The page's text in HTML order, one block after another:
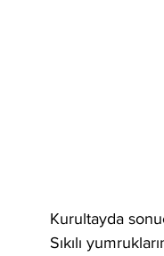
Kurultayda
Sıkılı